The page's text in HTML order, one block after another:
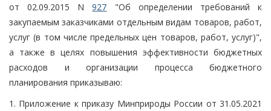
от 02.09.2015 N927 "Об определении требований к
закупаемым заказчиками отдельным видам товаров, работ,
услуг (в том числе предельных цен товаров, работ, услуг)",
а также в целях повышения эффективности бюджетных
расходов и организации процесса бюджетного
планирования приказываю:
1. Приложение к приказу Минприроды России от 31.05.2021